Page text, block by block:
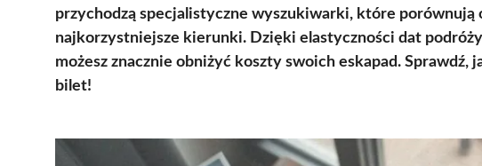
przychodzą specjalistyczne wyszukiwarki, które
najkorzystniejsze kierunki. Dzięki elastyczności dat
możesz znacznie obniżyć koszty swoich eskapad.
bilet!